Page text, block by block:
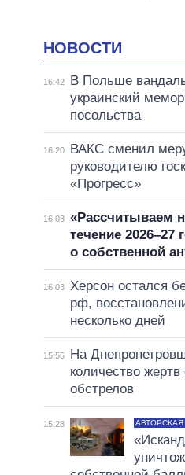
НОВОСТИ
16:42
В Польше
украинский
посольства
16:20
ВАКС сменил
руководителю
«Прогресс»
16:08 «Рассчитываем
течение 2026–27
о собственной
16:03
Херсон остался
рф,
несколько дней
15:55
На
количество
обстрелов
15:28